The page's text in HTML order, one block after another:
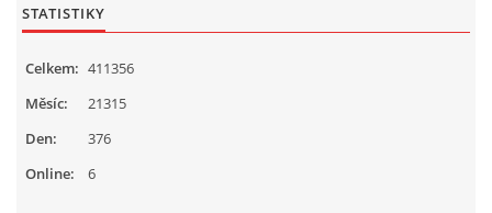
STATISTIKY
Online: 6
Celkem: 411356
Měsíc:
21315
Den:
376